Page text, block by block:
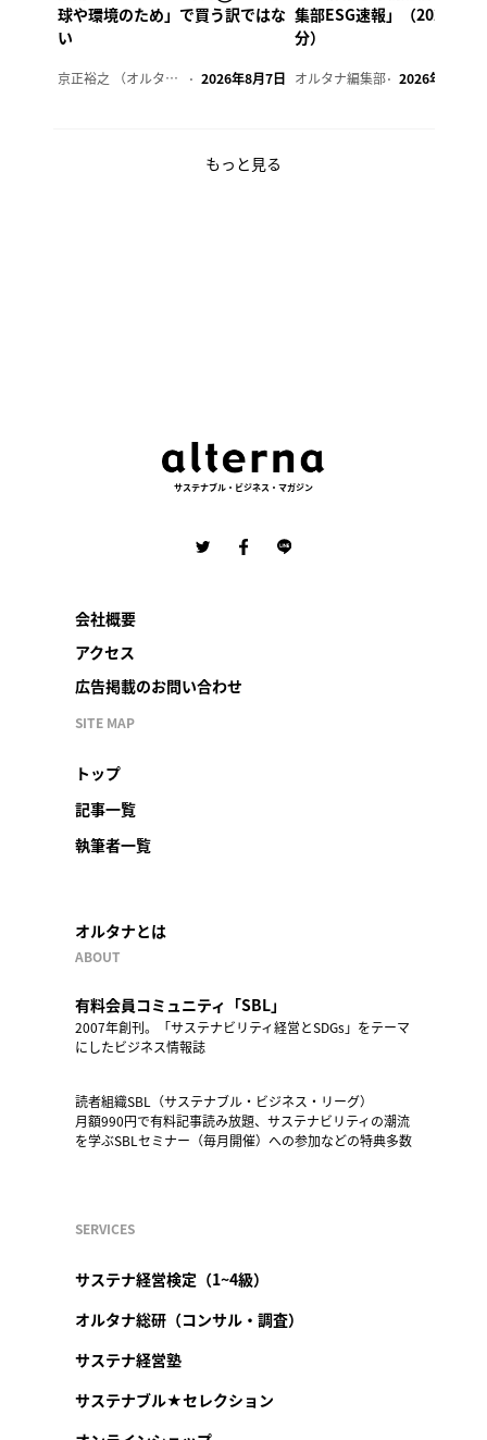
球や環境のため」で買う訳ではな
い
京正裕之 （オルタナ副編集長） 2026年8月7日
集部ESG速報」（2026年8
分）
オルタナ編集部 2026年8月7日
もっと見る
サステナブル・ビジネス・マガジン
会社概要
アクセス
広告掲載のお問い合わせ
SITE MAP
トップ
記事一覧
執筆者一覧
オルタナとは
ABOUT
有料会員コミュニティ「SBL」
2007年創刊。「サステナビリティ経営とSDGs」をテーマ
にしたビジネス情報誌
読者組織SBL（サステナブル・ビジネス・リーグ）
月額990円で有料記事読み放題、サステナビリティの潮流
を学ぶSBLセミナー（毎月開催）への参加などの特典多数
SERVICES
サステナ経営検定（1~4級）
オルタナ総研（コンサル・調査）
サステナ経営塾
サステナブル★セレクション